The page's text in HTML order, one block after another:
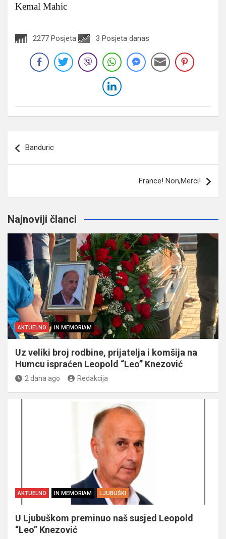
Kemal Mahic
2277 Posjeta 3 Posjeta danas
članaka
Banduric
France! Non,Merci!
Najnoviji članci
AKTUELNO IN MEMORIAM
Uz veliki broj rodbine, prijatelja i komšija na
Humcu ispraćen Leopold “Leo” Knezović
2 dana ago Redakcija
AKTUELNO IN MEMORIAM LJUBUŠKI
U Ljubuškom preminuo naš susjed Leopold
“Leo” Knezović